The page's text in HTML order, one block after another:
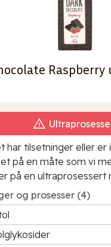
Raspberry
har tilsetninger eller er
på en måte som vi
på en ultraprosessert
og prosesser (4)